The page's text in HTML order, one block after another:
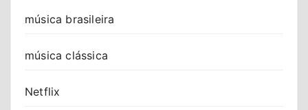
música brasileira
música clássica
Netflix